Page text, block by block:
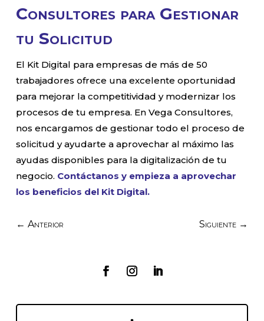
Consultores para Gestionar
tu Solicitud
El Kit Digital para empresas de más de 50
trabajadores ofrece una excelente oportunidad
para mejorar la competitividad y modernizar los
procesos de tu empresa. En Vega Consultores,
nos encargamos de gestionar todo el proceso de
solicitud y ayudarte a aprovechar al máximo las
ayudas disponibles para la digitalización de tu
negocio. Contáctanos y empieza a aprovechar
los beneficios del Kit Digital.
←Anterior Siguiente→